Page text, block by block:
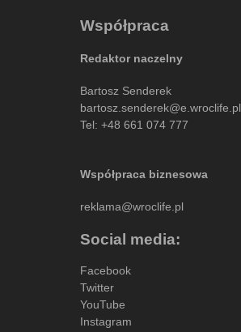
Współpraca
Redaktor naczelny
Bartosz Senderek
bartosz.senderek@e.wroclife.pl
Tel: +48 661 074 777
Współpraca biznesowa
reklama@wroclife.pl
Social media:
Facebook
Twitter
YouTube
Instagram